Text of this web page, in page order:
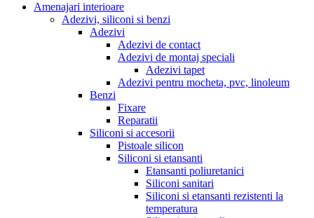
Amenajari interioare
Adezivi, siliconi si benzi
Adezivi
Adezivi de contact
Adezivi de montaj speciali
Adezivi tapet
Adezivi pentru mocheta, pvc, linoleum
Benzi
Fixare
Reparatii
Siliconi si accesorii
Pistoale silicon
Siliconi si etansanti
Etansanti poliuretanici
Siliconi sanitari
Siliconi si etansanti rezistenti la
temperatura